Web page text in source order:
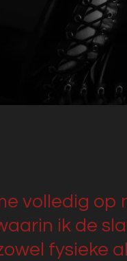
volledig op
ik de
fysieke